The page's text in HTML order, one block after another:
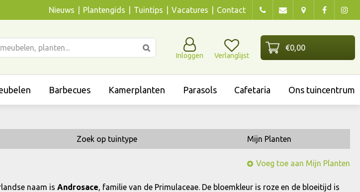
Nieuws Plantengids Tuintips Vacatures Contact
Inloggen Verlanglijst
Barbecues Kamerplanten Parasols Cafetaria Ons tuincentrum
Zoek op tuintype Mijn Planten
Voeg toe aan Mijn Planten
naam is Androsace, familie van de Primulaceae. De bloemkleur is roze en de bloeitijd is